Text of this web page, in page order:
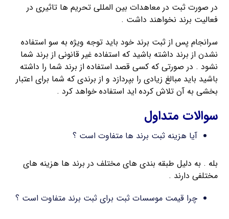
در صورت ثبت در معاهدات بین المللی تحریم ها تاثیری در
فعالیت برند نخواهند داشت .
سرانجام پس از ثبت برند خود باید توجه ویژه به سو استفاده
نشدن از برند داشته باشید که استفاده غیر قانونی از برند شما
نشود . در صورتی که کسی قصد استفاده از برند شما را داشته
باشید باید مبالغ زیادی را بپردازد و از برندی که شما برای اعتبار
بخشی به آن تلاش کرده اید استفاده خواهد کرد .
سوالات متداول
آیا هزینه ثبت برند ها متفاوت است ؟
بله . به دلیل طبقه بندی های مختلف در برند ها هزینه های
مختلفی دارند .
چرا قیمت موسسات ثبت برای ثبت برند متفاوت است ؟